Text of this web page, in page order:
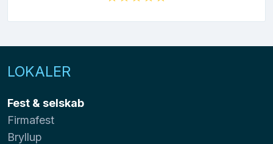
LOKALER
Fest & selskab
Firmafest
Bryllup